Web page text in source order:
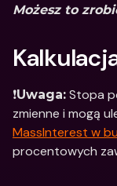
Możesz to
❗️Uwaga: Stopa
MassInterest w
procentowych